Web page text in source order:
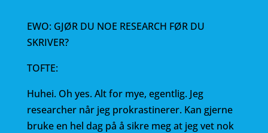
EWO: GJØR DU NOE RESEARCH FØR DU
SKRIVER?
TOFTE:
Huhei. Oh yes. Alt for mye, egentlig. Jeg
researcher når jeg prokrastinerer. Kan gjerne
bruke en hel dag på å sikre meg at jeg vet nok